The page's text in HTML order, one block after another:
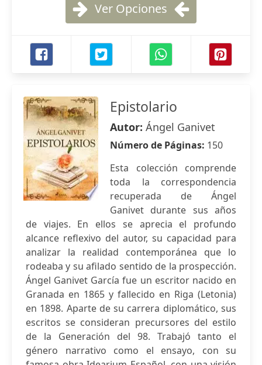
Ver Opciones
Epistolario
Autor: Ángel Ganivet
Número de Páginas: 150
Esta colección comprende
toda la correspondencia
recuperada de Ángel
Ganivet durante sus años
de viajes. En ellos se aprecia el profundo
alcance reflexivo del autor, su capacidad para
analizar la realidad contemporánea que lo
rodeaba y su afilado sentido de la prospección.
Ángel Ganivet García fue un escritor nacido en
Granada en 1865 y fallecido en Riga (Letonia)
en 1898. Aparte de su carrera diplomático, sus
escritos se consideran precursores del estilo
de la Generación del 98. Trabajó tanto el
género narrativo como el ensayo, con su